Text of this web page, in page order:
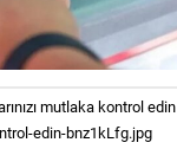
mutlaka kontrol edin
edin-bnz1kLfg.jpg